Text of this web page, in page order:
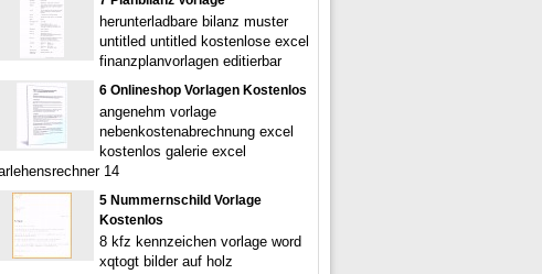
herunterladbare bilanz muster
untitled untitled kostenlose excel
finanzplanvorlagen editierbar
6 Onlineshop Vorlagen Kostenlos
angenehm vorlage
nebenkostenabrechnung excel
kostenlos galerie excel
14
5 Nummernschild Vorlage
Kostenlos
8 kfz kennzeichen vorlage word
xqtogt bilder auf holz